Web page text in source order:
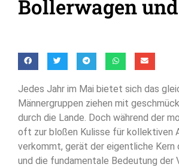
Bollerwagen
Jedes Jahr im Mai bietet sich das
Männergruppen ziehen mit
durch die Lande. Doch während der
oft zur bloßen Kulisse für kollektiven
verkommt, gerät der eigentliche Kern
und die fundamentale Bedeutung der